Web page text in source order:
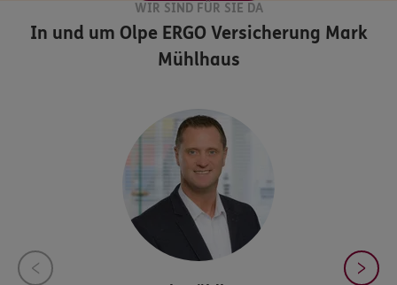
WIR SIND FÜR SIE DA
In und um Olpe ERGO Versicherung Mark
Mühlhaus